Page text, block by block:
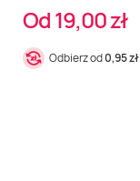
Od 19,00 zł
Odbierz od0,95 zł